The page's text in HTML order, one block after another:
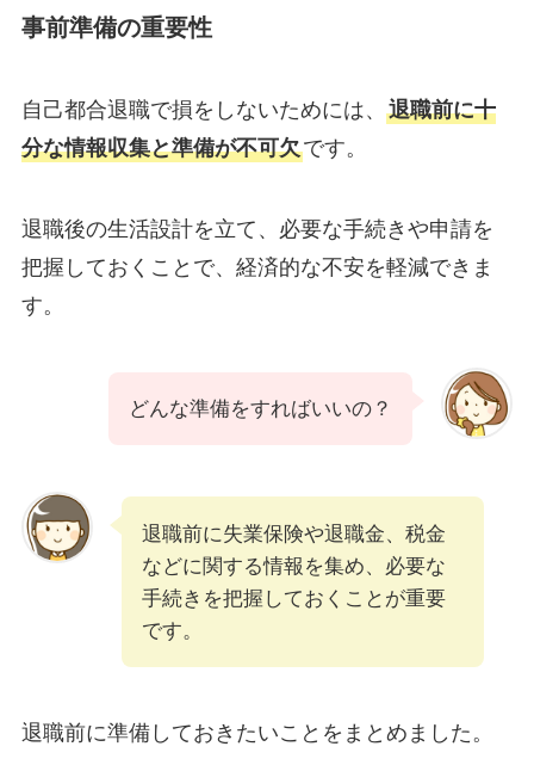
事前準備の重要性
自己都合退職で損をしないためには、 退職前に十
分な情報収集と準備が不可欠です。
退職後の生活設計を立て、必要な手続きや申請を
把握しておくことで、経済的な不安を軽減できま
す。
どんな準備をすればいいの？
退職前に失業保険や退職金、税金
などに関する情報を集め、必要な
手続きを把握しておくことが重要
です。
退職前に準備しておきたいことをまとめました。